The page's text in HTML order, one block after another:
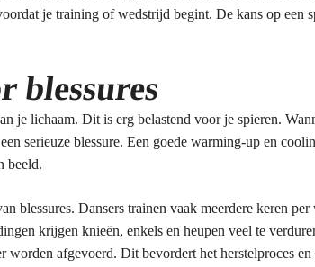
je training of wedstrijd begint. De kans op een
blessures
je lichaam. Dit is erg belastend voor je spieren.
serieuze blessure. Een goede warming-up en
beeld.
blessures. Dansers trainen vaak meerdere keren
krijgen knieën, enkels en heupen veel te
afgevoerd. Dit bevordert het herstelproces